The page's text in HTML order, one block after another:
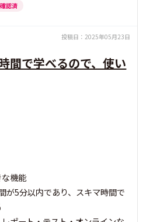
認済
投稿日： 2025年05月23日
間で学べるので、使い
機能
が5分以内であり、スキマ時間で